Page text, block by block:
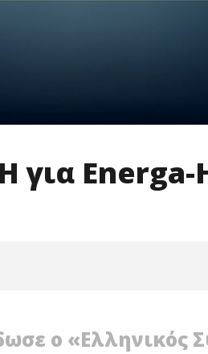
για Energa-
ο «Ελληνικός